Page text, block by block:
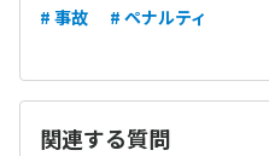
# 事故 # ペナルティ
関連する質問